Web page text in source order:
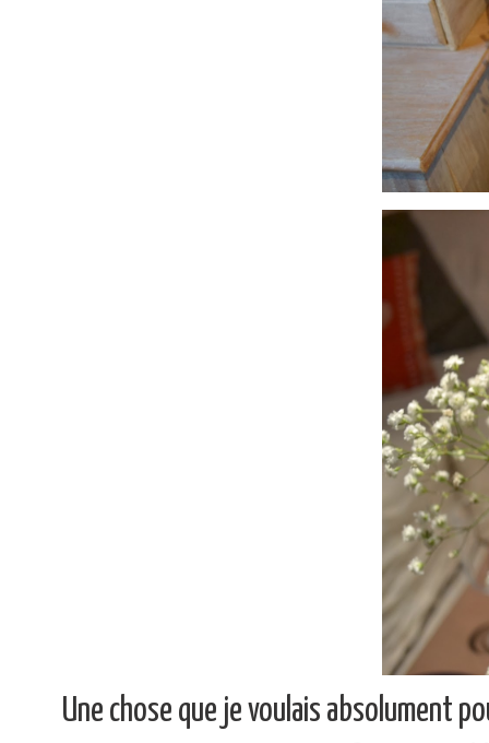
Une chose que je voulais absolument